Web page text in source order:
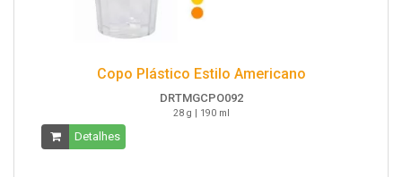
Copo Plástico Estilo Americano
DRTMGCPO092
28 g | 190 ml
Detalhes